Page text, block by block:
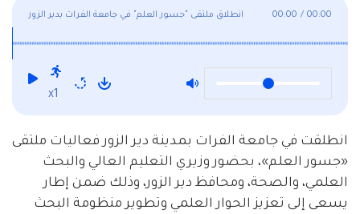
انطلاق ملتقى "جسور العلم" في جامعة الفرات بدير الزور 00:00 / 00:00
x1
انطلقت في جامعة الفرات بمدينة دير الزور فعاليات ملتقى
«جسور العلم»، بحضور وزيري التعليم العالي والبحث
العلمي، والصحة، ومحافظ دير الزور، وذلك ضمن إطار
يسعى إلى تعزيز الحوار العلمي وتطوير منظومة البحث